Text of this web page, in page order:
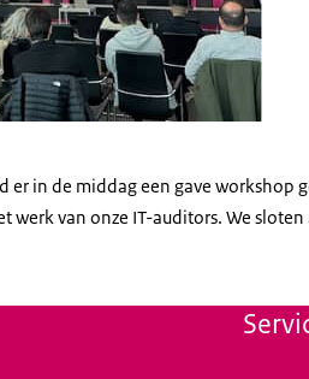
er in de middag een gave workshop
werk van onze IT-auditors. We